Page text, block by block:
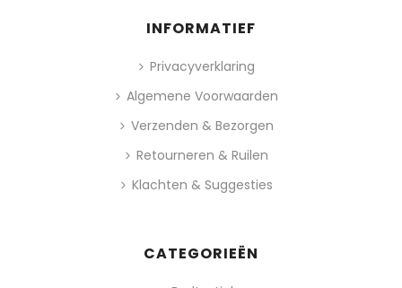
INFORMATIEF
Privacyverklaring
Algemene Voorwaarden
Verzenden & Bezorgen
Retourneren & Ruilen
Klachten & Suggesties
CATEGORIEËN